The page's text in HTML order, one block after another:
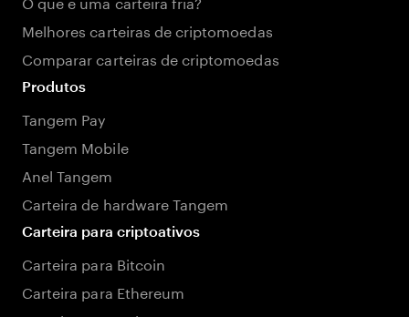
Melhores carteiras de criptomoedas
Comparar carteiras de criptomoedas
Produtos
Tangem Pay
Tangem Mobile
Anel Tangem
Carteira de hardware Tangem
Carteira para criptoativos
Carteira para Bitcoin
Carteira para Ethereum